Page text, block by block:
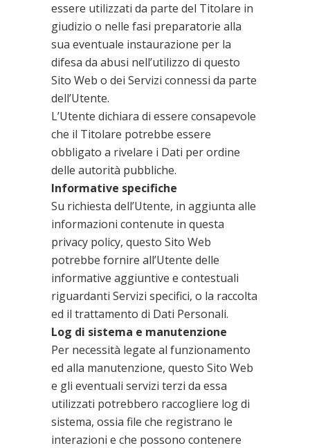
essere utilizzati da parte del Titolare in
giudizio o nelle fasi preparatorie alla
sua eventuale instaurazione per la
difesa da abusi nell’utilizzo di questo
Sito Web o dei Servizi connessi da parte
dell’Utente.
L’Utente dichiara di essere consapevole
che il Titolare potrebbe essere
obbligato a rivelare i Dati per ordine
delle autorità pubbliche.
Informative specifiche
Su richiesta dell’Utente, in aggiunta alle
informazioni contenute in questa
privacy policy, questo Sito Web
potrebbe fornire all’Utente delle
informative aggiuntive e contestuali
riguardanti Servizi specifici, o la raccolta
ed il trattamento di Dati Personali.
Log di sistema e manutenzione
Per necessità legate al funzionamento
ed alla manutenzione, questo Sito Web
e gli eventuali servizi terzi da essa
utilizzati potrebbero raccogliere log di
sistema, ossia file che registrano le
interazioni e che possono contenere